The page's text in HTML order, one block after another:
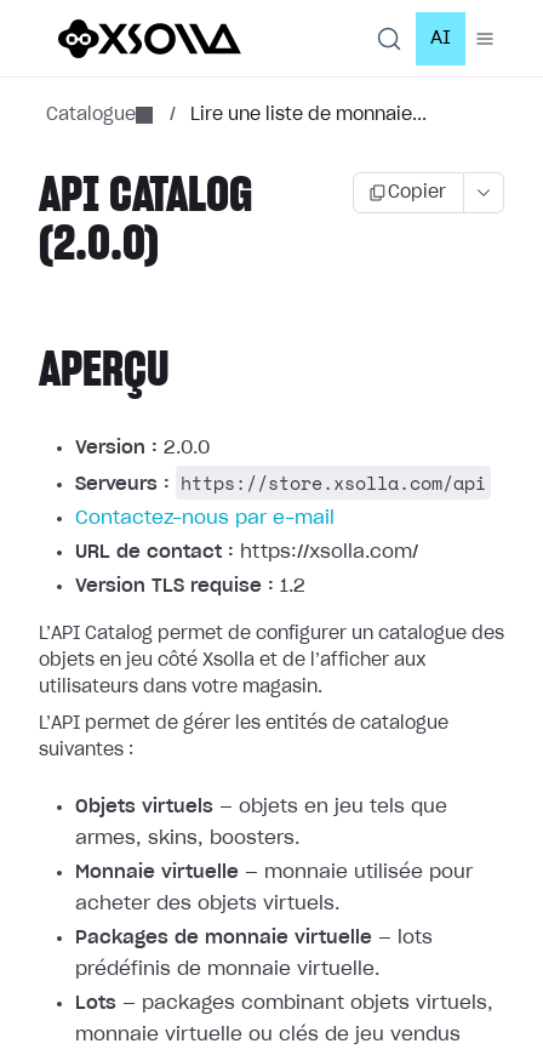
AI
Catalogue / Lire une liste de monnaie...
API CATALOG
(2.0.0)
Copier
APERÇU
Version : 2.0.0
Serveurs :
https://store.xsolla.com/api
Contactez-nous par e-mail
URL de contact : https://xsolla.com/
Version TLS requise : 1.2
L’API Catalog permet de configurer un catalogue des
objets en jeu côté Xsolla et de l’afficher aux
utilisateurs dans votre magasin.
L’API permet de gérer les entités de catalogue
suivantes :
Objets virtuels — objets en jeu tels que
armes, skins, boosters.
Monnaie virtuelle — monnaie utilisée pour
acheter des objets virtuels.
Packages de monnaie virtuelle — lots
prédéfinis de monnaie virtuelle.
Lots — packages combinant objets virtuels,
monnaie virtuelle ou clés de jeu vendus